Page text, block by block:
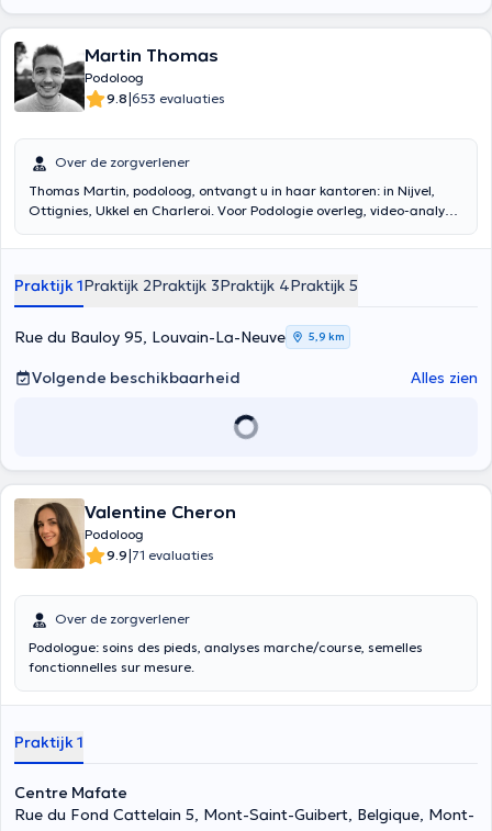
Martin Thomas
Podoloog
9.8|653 evaluaties
Over de zorgverlener
Thomas Martin, podoloog, ontvangt u in haar kantoren: in Nijvel,
Ottignies, Ukkel en Charleroi. Voor Podologie overleg, video-analyse
dynamische maatregel. Heeft een medisch pedicure maken.
translate
Praktijk 1Praktijk 2Praktijk 3Praktijk 4Praktijk 5
Rue du Bauloy 95, Louvain-La-Neuve 5,9 km
Volgende beschikbaarheid Alles zien
Valentine Cheron
Podoloog
9.9|71 evaluaties
Over de zorgverlener
Podologue: soins des pieds, analyses marche/course, semelles
fonctionnelles sur mesure.
Praktijk 1
Centre Mafate
Rue du Fond Cattelain 5, Mont-Saint-Guibert, Belgique, Mont-